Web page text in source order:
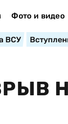
Фото и видео
ВСУ